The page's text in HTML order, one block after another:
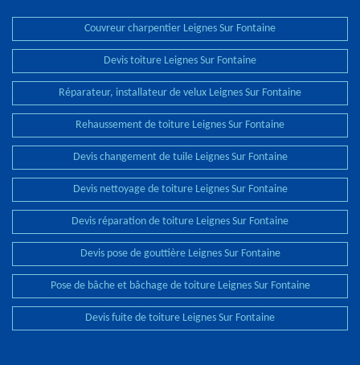
Couvreur charpentier Leignes Sur Fontaine
Devis toiture Leignes Sur Fontaine
Réparateur, installateur de velux Leignes Sur Fontaine
Rehaussement de toiture Leignes Sur Fontaine
Devis changement de tuile Leignes Sur Fontaine
Devis nettoyage de toiture Leignes Sur Fontaine
Devis réparation de toiture Leignes Sur Fontaine
Devis pose de gouttière Leignes Sur Fontaine
Pose de bâche et bâchage de toiture Leignes Sur Fontaine
Devis fuite de toiture Leignes Sur Fontaine